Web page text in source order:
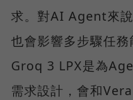
求。對AI Agent來說
也會影響多步驟任務
Groq 3 LPX是為
需求設計，會和